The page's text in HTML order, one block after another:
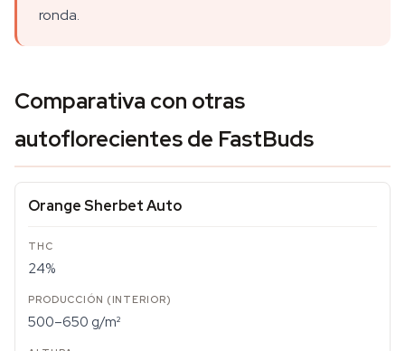
ronda.
Comparativa con otras
autoflorecientes de FastBuds
Orange Sherbet Auto
24%
500–650 g/m²